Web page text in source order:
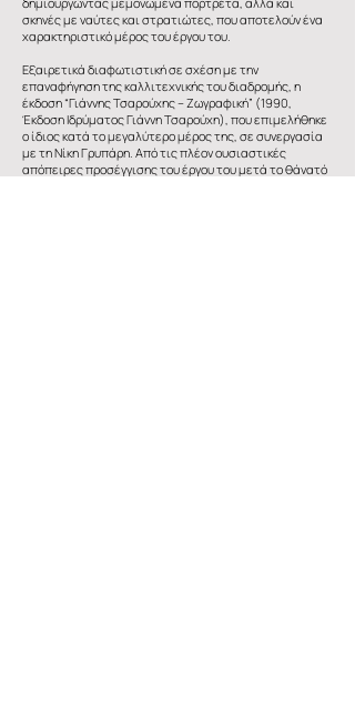
σκηνές με ναύτες και στρατιώτες, που αποτελούν ένα
χαρακτηριστικό μέρος του έργου του.
Εξαιρετικά διαφωτιστική σε σχέση με την
επαναφήγηση της καλλιτεχνικής του διαδρομής, η
έκδοση “Γιάννης Τσαρούχης – Ζωγραφική” (1990,
Έκδοση Ιδρύματος Γιάννη Τσαρούχη), που επιμελήθηκε
ο ίδιος κατά το μεγαλύτερο μέρος της, σε συνεργασία
με τη Νίκη Γρυπάρη. Από τις πλέον ουσιαστικές
απόπειρες προσέγγισης του έργου του μετά το θάνατό